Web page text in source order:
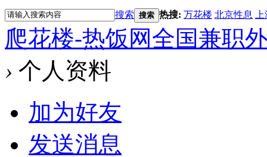
搜索 搜索 热搜: 万花楼 北京性息
爬花楼-热饭网全国兼职
› 个人资料
加为好友
发送消息